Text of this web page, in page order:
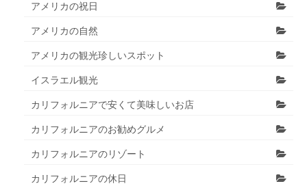
アメリカの祝日
アメリカの自然
アメリカの観光珍しいスポット
イスラエル観光
カリフォルニアで安くて美味しいお店
カリフォルニアのお勧めグルメ
カリフォルニアのリゾート
カリフォルニアの休日